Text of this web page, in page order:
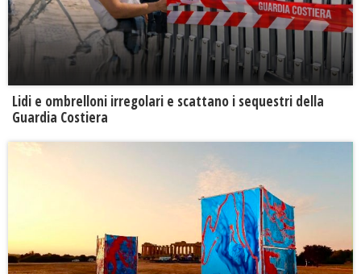
Lidi e ombrelloni irregolari e scattano i sequestri della
Guardia Costiera